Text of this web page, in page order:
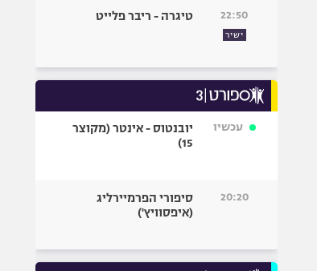
22:50
ישיר
טיגרה - ריבר פלייט
עכשיו
יובנטוס - אינטר (מקוצר
15)
20:20
סיפורי הפרמיירליג
(איפסוויץ')